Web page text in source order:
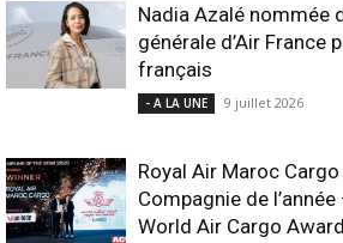
Nadia Azalé nommée
générale d’Air France
français
- A LA UNE 9 juillet 2026
Royal Air Maroc
Compagnie de
World Air Cargo